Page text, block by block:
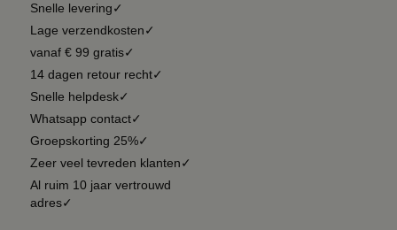
Snelle levering✓
Lage verzendkosten✓
vanaf € 99 gratis✓
14 dagen retour recht✓
Snelle helpdesk✓
Whatsapp contact✓
Groepskorting 25%✓
Zeer veel tevreden klanten✓
Al ruim 10 jaar vertrouwd
adres✓